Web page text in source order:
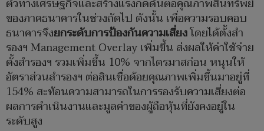
ของภาคธนาคารในช่วงถัดไป ดังนั้น เพื่อความรอบคอบ
ธนาคารจึงยกระดับการป้องกันความเสี่ยงโดยได้ตั้งสำ
รองฯ Management Overlay เพิ่มขึ้น ส่งผลให้ค่าใช้จ่าย
ตั้งสำรองฯ รวมเพิ่มขึ้น 10% จากไตรมาสก่อน หนุนให้
อัตราส่วนสำรองฯ ต่อสินเชื่อด้อยคุณภาพเพิ่มขึ้นมาอยู่ที่
154% สะท้อนความสามารถในการรองรับความเสี่ยงต่อ
ผลการดำเนินงานและมูลค่าของผู้ถือหุ้นที่ยังคงอยู่ใน
ระดับสูง